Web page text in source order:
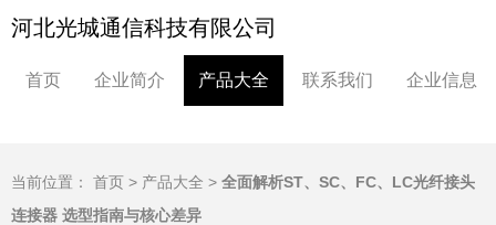
河北光城通信科技有限公司
首页 企业简介 产品大全 联系我们 企业信息
当前位置： 首页 > 产品大全 > 全面解析ST、SC、FC、LC光纤接头
连接器 选型指南与核心差异